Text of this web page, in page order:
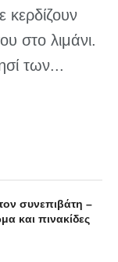
στο λιμάνι.
των...
συνεπιβάτη –
και πινακίδες